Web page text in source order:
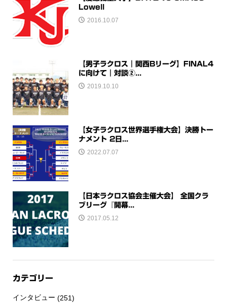
Lowell
2016.10.07
【男子ラクロス｜関西Bリーグ】FINAL4
に向けて｜対談②...
2019.10.10
【女子ラクロス世界選手権大会】決勝トー
ナメント 2日...
2022.07.07
【日本ラクロス協会主催大会】 全国クラ
ブリーグ『開幕...
2017.05.12
カテゴリー
インタビュー (251)